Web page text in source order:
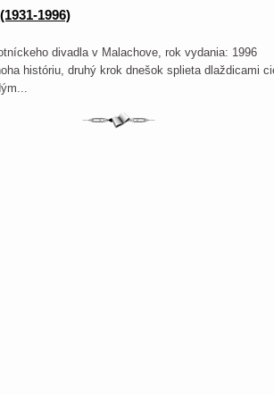
1996)
divadla v Malachove, rok vydania: 1996
históriu, druhý krok dnešok splieta dlaždicami